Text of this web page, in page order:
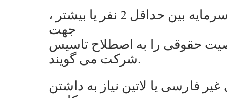
به اشتراک گذاشتن سرمایه بین حداقل 2 نفر یا بیشتر ،
جهت
حقوقی را به اصطلاح تاسیس
شرکت می گویند.
فارسی یا لاتین نیاز به داشتن